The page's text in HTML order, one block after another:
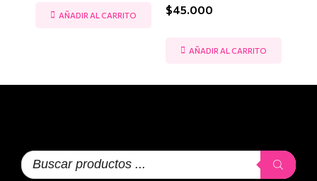
AÑADIR AL CARRITO $45.000
AÑADIR AL CARRITO
Búsqueda
de